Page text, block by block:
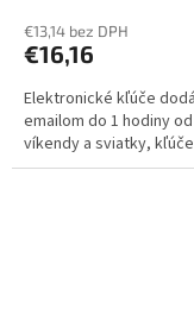
€13,14 bez DPH
€16,16
Elektronické kľúče
emailom do 1 hodiny
víkendy a sviatky,